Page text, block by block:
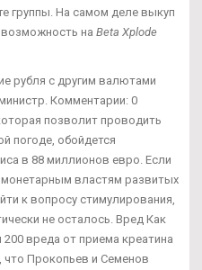
группы. На самом деле выкуп
на Beta Xplode
рубля с другим валютами
Комментарии: 0
позволит проводить
погоде, обойдется
в 88 миллионов евро. Если
монетарным властям развитых
к вопросу стимулирования,
не осталось. Вред Как
вреда от приема креатина
что Прокопьев и Семенов